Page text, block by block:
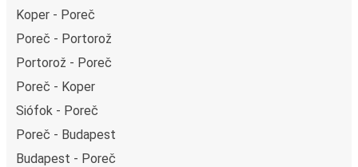
Koper - Poreč
Poreč - Portorož
Portorož - Poreč
Poreč - Koper
Siófok - Poreč
Poreč - Budapest
Budapest - Poreč